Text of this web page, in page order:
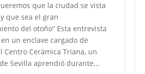
que la ciudad se vista
que sea el gran
del otoño” Esta entrevista
un enclave cargado de
Centro Cerámica Triana, un
Sevilla aprendió durante...